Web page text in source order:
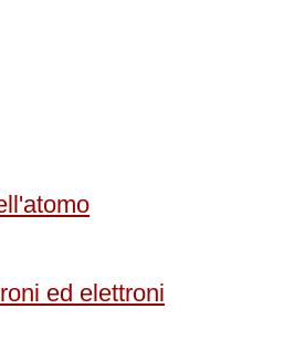
ed elettroni